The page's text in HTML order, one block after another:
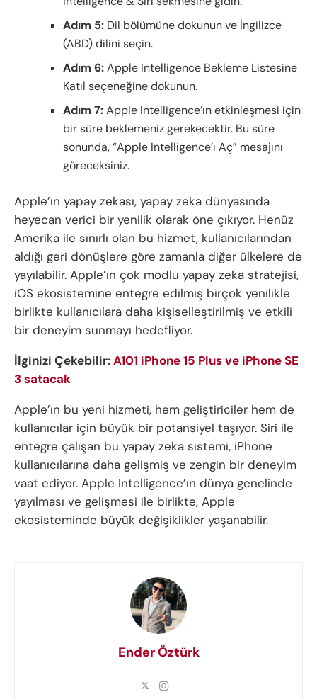
Adım 5:Dil bölümüne dokunun ve İngilizce
(ABD) dilini seçin.
Adım 6:Apple Intelligence Bekleme Listesine
Katıl seçeneğine dokunun.
Adım 7:Apple Intelligence’ın etkinleşmesi için
bir süre beklemeniz gerekecektir. Bu süre
sonunda, “Apple Intelligence’ı Aç” mesajını
göreceksiniz.
Apple’ın yapay zekası, yapay zeka dünyasında
heyecan verici bir yenilik olarak öne çıkıyor. Henüz
Amerika ile sınırlı olan bu hizmet, kullanıcılarından
aldığı geri dönüşlere göre zamanla diğer ülkelere de
yayılabilir. Apple’ın çok modlu yapay zeka stratejisi,
iOS ekosistemine entegre edilmiş birçok yenilikle
birlikte kullanıcılara daha kişiselleştirilmiş ve etkili
bir deneyim sunmayı hedefliyor.
İlginizi Çekebilir:A101 iPhone 15 Plus ve iPhone SE
3 satacak
Apple’ın bu yeni hizmeti, hem geliştiriciler hem de
kullanıcılar için büyük bir potansiyel taşıyor. Siri ile
entegre çalışan bu yapay zeka sistemi, iPhone
kullanıcılarına daha gelişmiş ve zengin bir deneyim
vaat ediyor. Apple Intelligence’ın dünya genelinde
yayılması ve gelişmesi ile birlikte, Apple
ekosisteminde büyük değişiklikler yaşanabilir.
Ender Öztürk